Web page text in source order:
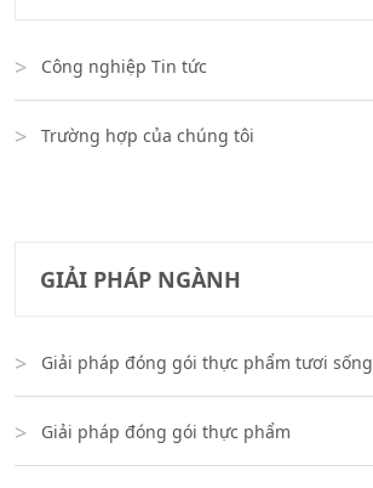
Công nghiệp Tin tức
Trường hợp của chúng tôi
GIẢI PHÁP NGÀNH
Giải pháp đóng gói thực phẩm tươi sống
Giải pháp đóng gói thực phẩm